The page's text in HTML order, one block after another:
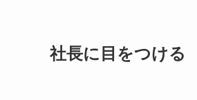
社長に目をつける